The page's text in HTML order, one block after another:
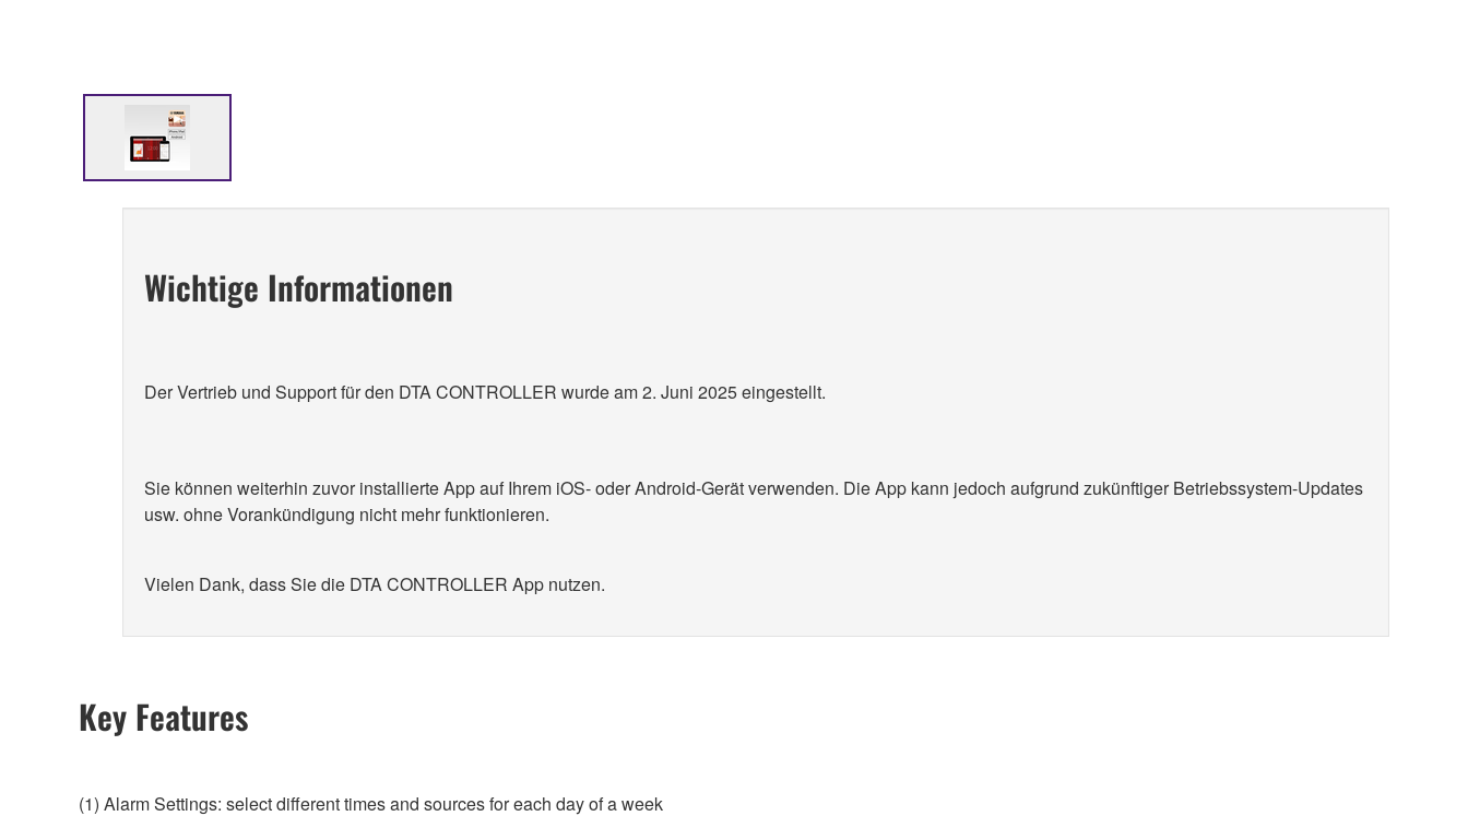
Wichtige Informationen
Der Vertrieb und Support für den DTA CONTROLLER wurde am 2. Juni 2025 eingestellt.
Sie können weiterhin zuvor installierte App auf Ihrem iOS- oder Android-Gerät verwenden. Die App kann jedoch aufgrund zukünftiger Betriebssystem-Updates
usw. ohne Vorankündigung nicht mehr funktionieren.
Vielen Dank, dass Sie die DTA CONTROLLER App nutzen.
Key Features
(1) Alarm Settings: select different times and sources for each day of a week